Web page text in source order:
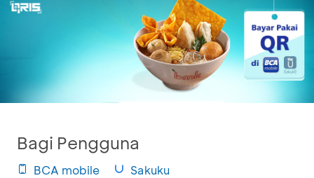
Bagi Pengguna
BCA mobile Sakuku